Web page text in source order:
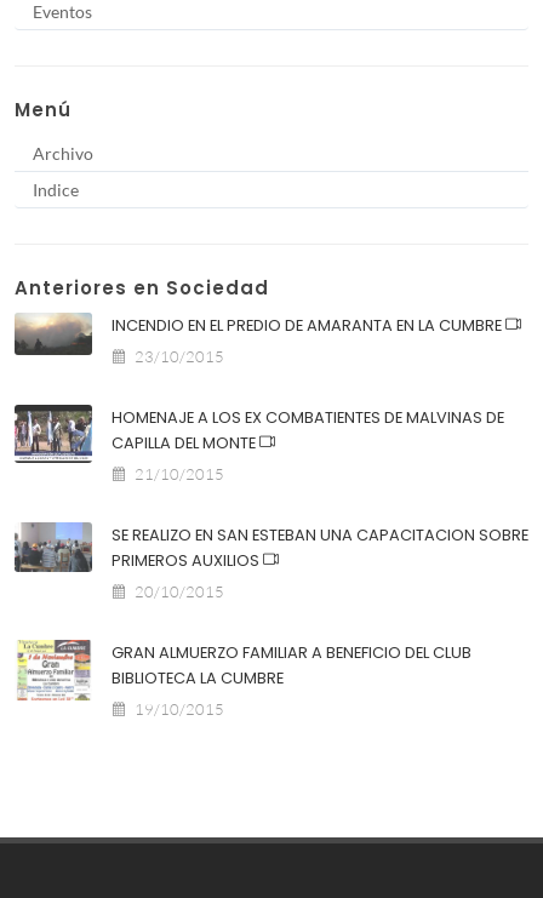
Eventos
Menú
Archivo
Indice
Anteriores en Sociedad
INCENDIO EN EL PREDIO DE AMARANTA EN LA CUMBRE
23/10/2015
HOMENAJE A LOS EX COMBATIENTES DE MALVINAS DE
CAPILLA DEL MONTE
21/10/2015
SE REALIZO EN SAN ESTEBAN UNA CAPACITACION SOBRE
PRIMEROS AUXILIOS
20/10/2015
GRAN ALMUERZO FAMILIAR A BENEFICIO DEL CLUB
BIBLIOTECA LA CUMBRE
19/10/2015